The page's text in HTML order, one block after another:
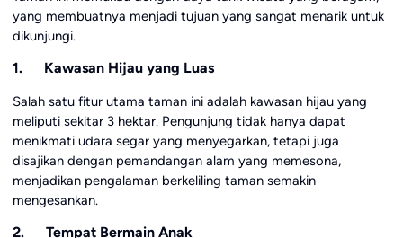
yang membuatnya menjadi tujuan yang sangat menarik untuk
dikunjungi.
1. Kawasan Hijau yang Luas
Salah satu fitur utama taman ini adalah kawasan hijau yang
meliputi sekitar 3 hektar. Pengunjung tidak hanya dapat
menikmati udara segar yang menyegarkan, tetapi juga
disajikan dengan pemandangan alam yang memesona,
menjadikan pengalaman berkeliling taman semakin
mengesankan.
2. Tempat Bermain Anak